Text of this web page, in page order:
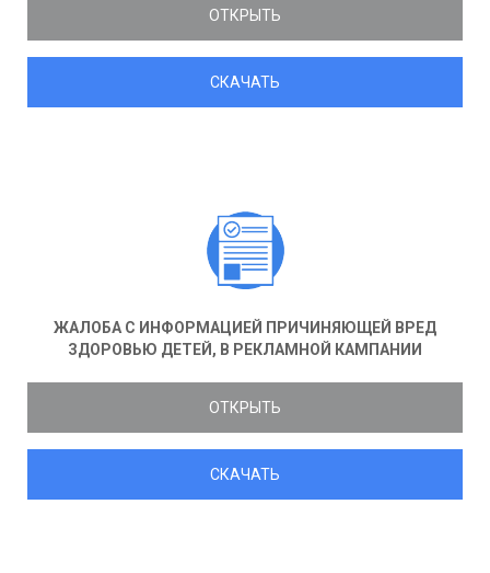
ОТКРЫТЬ
СКАЧАТЬ
ЖАЛОБА С ИНФОРМАЦИЕЙ ПРИЧИНЯЮЩЕЙ ВРЕД
ЗДОРОВЬЮ ДЕТЕЙ, В РЕКЛАМНОЙ КАМПАНИИ
ОТКРЫТЬ
СКАЧАТЬ